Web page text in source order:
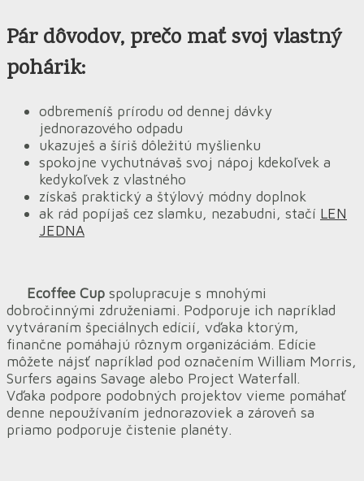
Pár dôvodov, prečo mať svoj vlastný
pohárik:
odbremeníš prírodu od dennej dávky
jednorazového odpadu
ukazuješ a šíriš dôležitú myšlienku
spokojne vychutnávaš svoj nápoj kdekoľvek a
kedykoľvek z vlastného
získaš praktický a štýlový módny doplnok
ak rád popíjaš cez slamku, nezabudni, stačí LEN
JEDNA
Ecoffee Cup spolupracuje s mnohými
dobročinnými združeniami. Podporuje ich napríklad
vytváraním špeciálnych edícií, vďaka ktorým,
finančne pomáhajú rôznym organizáciám. Edície
môžete nájsť napríklad pod označením William Morris,
Surfers agains Savage alebo Project Waterfall.
Vďaka podpore podobných projektov vieme pomáhať
denne nepoužívaním jednorazoviek a zároveň sa
priamo podporuje čistenie planéty.